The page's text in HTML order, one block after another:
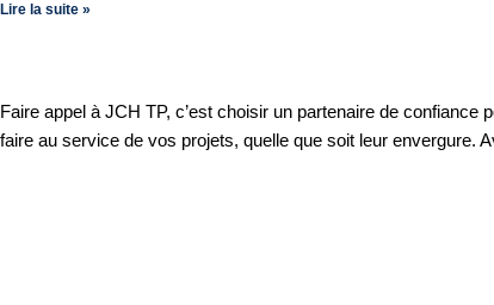
Lire la suite »
Faire appel à JCH TP, c’est choisir un partenaire de
faire au service de vos projets, quelle que soit leur envergure.